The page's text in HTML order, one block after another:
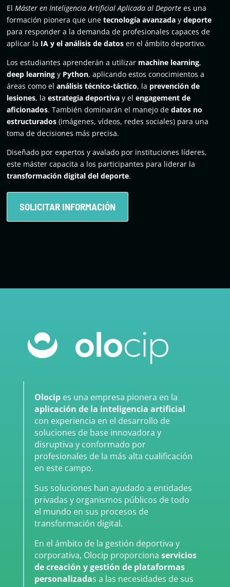
ElMáster en Inteligencia Artificial Aplicada al Deporte es una
formación pionera que unetecnología avanzada ydeporte
para responder a la demanda de profesionales capaces de
aplicar la IA y el análisis de datos en el ámbito deportivo.
Los estudiantes aprenderán a utilizar machine learning,
deep learning y Python, aplicando estos conocimientos a
áreas como elanálisis técnico-táctico, la prevención de
lesiones, laestrategia deportiva y elengagement de
aficionados. También dominarán el manejo dedatos no
estructurados (imágenes, vídeos, redes sociales) para una
toma de decisiones más precisa.
Diseñado por expertos y avalado por instituciones líderes,
este máster capacita a los participantes para liderar la
transformación digital del deporte.
SOLICITAR INFORMACIÓN
Olocip es una empresa pionera en la
aplicación de la inteligencia artificial
con experiencia en el desarrollo de
soluciones de base innovadora y
disruptiva y conformado por
profesionales de la más alta cualificación
en este campo.
Sus soluciones han ayudado a entidades
privadas y organismos públicos de todo
el mundo en sus procesos de
transformación digital.
En el ámbito de la gestión deportiva y
corporativa, Olocip proporciona servicios
de creación y gestión de plataformas
personalizadas a las necesidades de sus